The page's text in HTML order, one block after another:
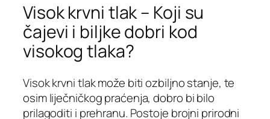
Visok krvni tlak – Koji su
čajevi i biljke dobri kod
visokog tlaka?
Visok krvni tlak može biti ozbiljno stanje, te
osim liječničkog praćenja, dobro bi bilo
prilagoditi i prehranu. Postoje brojni prirodni